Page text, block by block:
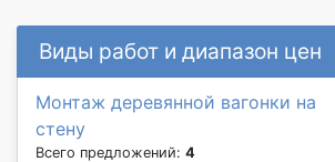
Виды работ и диапазон цен
Монтаж деревянной вагонки на
стену
Всего предложений: 4